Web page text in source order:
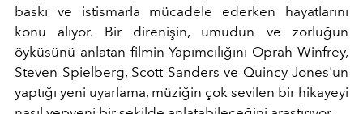
baskı ve istismarla mücadele ederken hayatlarını
konu alıyor. Bir direnişin, umudun ve zorluğun
öyküsünü anlatan filmin Yapımcılığını Oprah Winfrey,
Steven Spielberg, Scott Sanders ve Quincy Jones'un
yaptığı yeni uyarlama, müziğin çok sevilen bir hikayeyi